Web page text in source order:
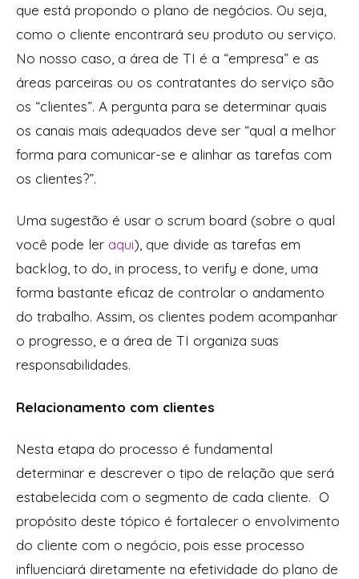
que está propondo o plano de negócios. Ou seja,
como o cliente encontrará seu produto ou serviço.
No nosso caso, a área de TI é a “empresa” e as
áreas parceiras ou os contratantes do serviço são
os “clientes”. A pergunta para se determinar quais
os canais mais adequados deve ser “qual a melhor
forma para comunicar-se e alinhar as tarefas com
os clientes?”.
Uma sugestão é usar o scrum board (sobre o qual
você pode ler aqui), que divide as tarefas em
backlog, to do, in process, to verify e done, uma
forma bastante eficaz de controlar o andamento
do trabalho. Assim, os clientes podem acompanhar
o progresso, e a área de TI organiza suas
responsabilidades.
Relacionamento com clientes
Nesta etapa do processo é fundamental
determinar e descrever o tipo de relação que será
estabelecida com o segmento de cada cliente. O
propósito deste tópico é fortalecer o envolvimento
do cliente com o negócio, pois esse processo
influenciará diretamente na efetividade do plano de